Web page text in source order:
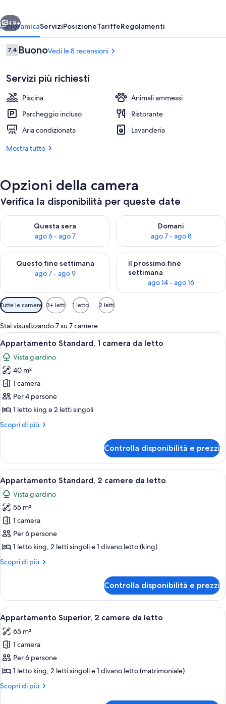
3 piscine all'aperto, ombrelloni da
Avanti
49+
PanoramicaServiziPosizioneTariffeRegolamenti
Recensioni
7,47,4 su 10
BuonoVedi le 8 recensioni
Servizi più richiesti
Piscina
Animali ammessi
Parcheggio incluso
Ristorante
Aria condizionata
Lavanderia
Mostra tutto
Opzioni della camera
Verifica la disponibilità per queste date
Questa sera
ago 6 - ago 7
Verifica la disponibilità per questa sera, ago 6 - ago 7
Domani
ago 7 - ago 8
Verifica la disponibilità per
Questo fine settimana
ago 7 - ago 9
Verifica la disponibilità per questo fine settimana, ago 7 - ago
Il prossimo fine
settimana
ago 14 - ago 16
Verifica la disponibilità per il
Filtri
disponibili
per
le
camere
Tutte le camere 3+ letti 1 letto 2 letti
Stai visualizzando 7 su 7 camere
Apri
tutte
le
foto
per
Appartamento
Standard,
camera
Un edificio bianco con una scalinata
3
Appartamento Standard, 1 camera da letto
Vista giardino
40 m²
1 camera
Per 4 persone
1 letto king e 2 letti singoli
Scopri di più
Altri
Standard,
camera
da
letto
Controlla disponibilità e prezzi
Apri
tutte
le
foto
per
Appartamento
Standard,
camere
Un soggiorno con un divano, un
4
Appartamento Standard, 2 camere da letto
Vista giardino
55 m²
1 camera
Per 6 persone
1 letto king, 2 letti singoli e 1 divano letto (king)
Scopri di più
Altri
Standard,
camere
da
letto
Controlla disponibilità e prezzi
Apri
tutte
le
foto
per
Appartamento
Superior,
Una stanza con una finestra, tende,
2
Appartamento Superior, 2 camere da letto
65 m²
1 camera
Per 6 persone
1 letto king, 2 letti singoli e 1 divano letto (matrimoniale)
Scopri di più
Altri